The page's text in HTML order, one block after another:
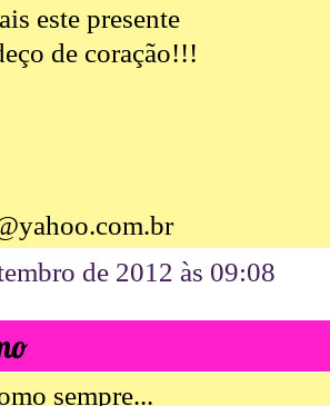
este presente
de coração!!!
de 2012 às 09:08
sempre...